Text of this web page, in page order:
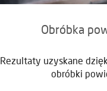
Obróbka
Rezultaty uzyskane
obróbki